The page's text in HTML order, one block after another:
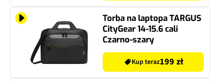
Torba na laptopa TARGUS
CityGear 14-15.6 cali
Czarno-szary
Kup teraz199 zł